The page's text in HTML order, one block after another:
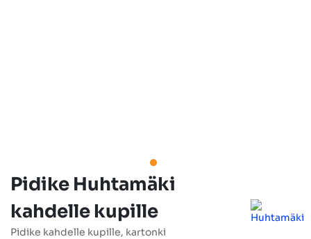
Pidike Huhtamäki
kahdelle kupille
Pidike kahdelle kupille, kartonki